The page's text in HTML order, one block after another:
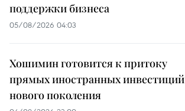
поддержки бизнеса
05/08/2026 04:03
Хошимин готовится к притоку
прямых иностранных инвестиций
нового поколения